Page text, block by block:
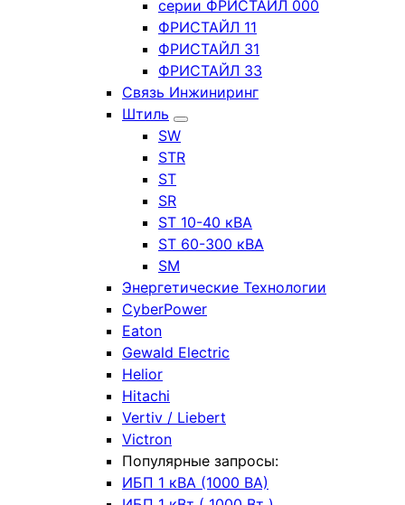
серии ФРИСТАЙЛ 000
ФРИСТАЙЛ 11
ФРИСТАЙЛ 31
ФРИСТАЙЛ 33
Связь Инжиниринг
Штиль
SW
STR
ST
SR
ST 10-40 кВА
ST 60-300 кВА
SM
Энергетические Технологии
CyberPower
Eaton
Gewald Electric
Helior
Hitachi
Vertiv / Liebert
Victron
Популярные запросы:
ИБП 1 кВА (1000 ВА)